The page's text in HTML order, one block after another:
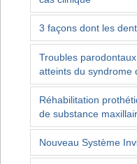
3 façons dont les
Troubles
atteints du syndrome
Réhabilitation
de substance
Nouveau Système